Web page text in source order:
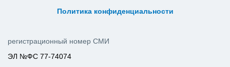
Политика конфиденциальности
регистрационный номер СМИ
ЭЛ №ФС 77-74074